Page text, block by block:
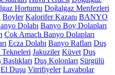
Hortumu Doğalgaz Menfezleri
Boyler Kalorifer Kazanı BANYO
Dolabı Banyo Boy Dolapları
Çok Amaçlı Banyo Dolapları
Ecza Dolabı Banyo Rafları Duş
Tekneleri Jakuziler Küvet Duş
Başlıkları Duş Kolonları Sürgülü
El Duşu Vitrifiyeler Lavabolar